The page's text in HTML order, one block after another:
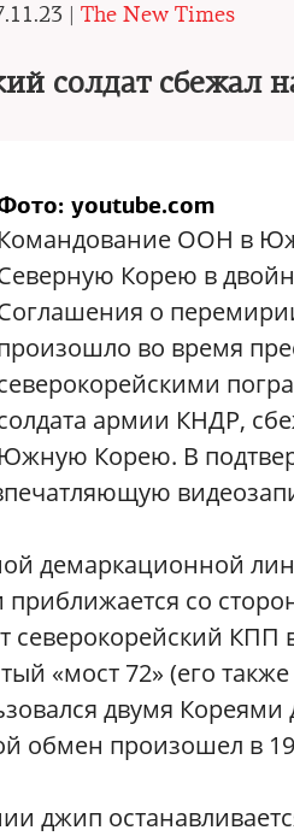
| The New Times
солдат
youtube.com
Командование ООН в
Корею в
о
во время
армии КНДР,
Южную Корею. В
демаркационной
со
КПП
«мост 72» (его
двумя
обмен произошел в
джип